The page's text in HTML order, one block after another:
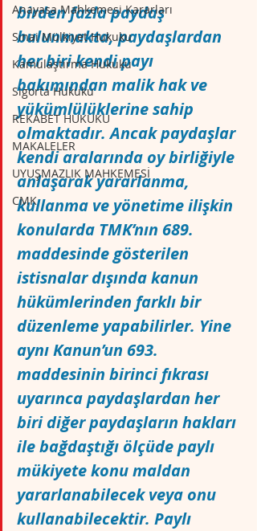
Anayasa Mahkemesi Kararları
Sınai Mülkiyet Hukuku
Kamulaştırma Hukuku
Sigorta Hukuku
REKABET HUKUKU
MAKALELER
UYUŞMAZLIK MAHKEMESİ
CMK
birden fazla paydaş
bulunmakta, paydaşlardan
her biri kendi payı
bakımından malik hak ve
yükümlülüklerine sahip
olmaktadır. Ancak paydaşlar
kendi aralarında oy birliğiyle
anlaşarak yararlanma,
kullanma ve yönetime ilişkin
konularda TMK’nın 689.
maddesinde gösterilen
istisnalar dışında kanun
hükümlerinden farklı bir
düzenleme yapabilirler. Yine
aynı Kanun’un 693.
maddesinin birinci fıkrası
uyarınca paydaşlardan her
biri diğer paydaşların hakları
ile bağdaştığı ölçüde paylı
mükiyete konu maldan
yararlanabilecek veya onu
kullanabilecektir. Paylı